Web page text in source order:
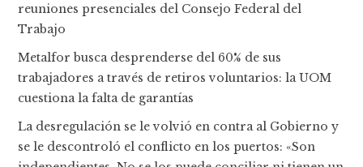
reuniones presenciales del Consejo Federal del
Trabajo
Metalfor busca desprenderse del 60% de sus
trabajadores a través de retiros voluntarios: la UOM
cuestiona la falta de garantías
La desregulación se le volvió en contra al Gobierno y
se le descontroló el conflicto en los puertos: «Son